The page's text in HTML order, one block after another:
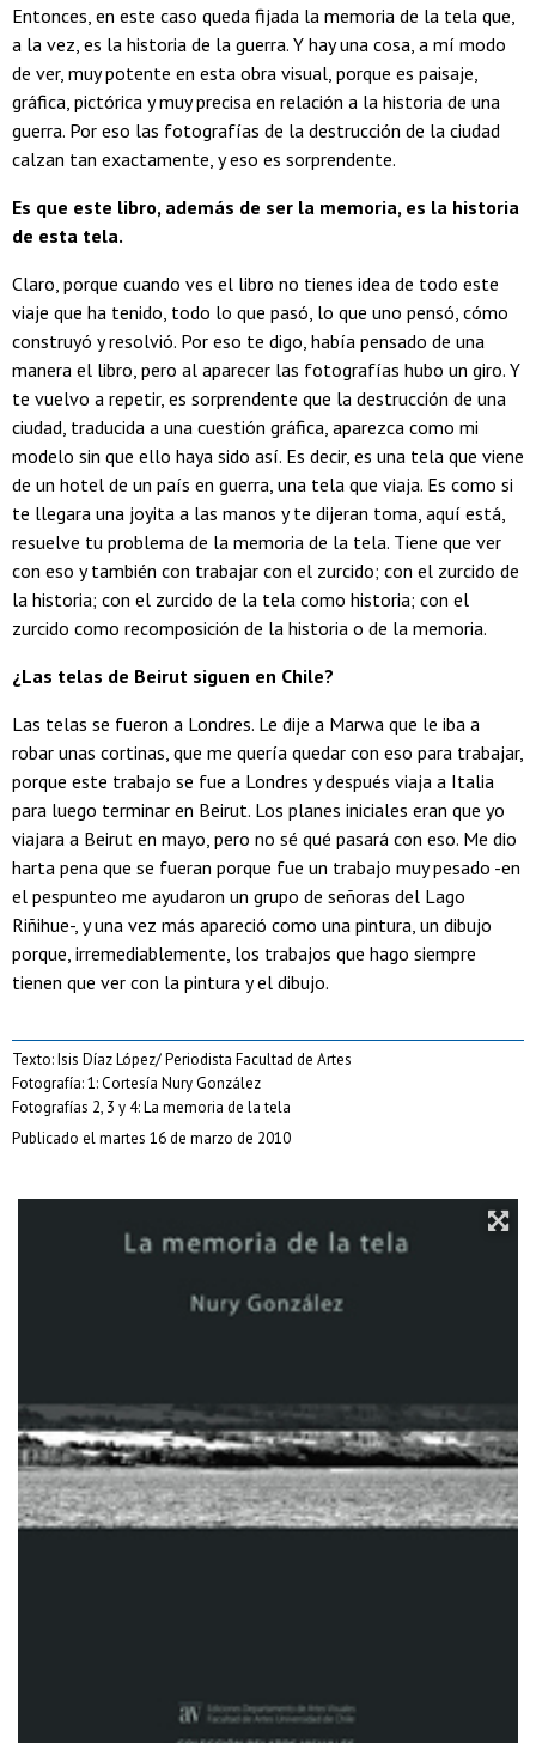
Entonces, en este caso queda fijada la memoria de la tela que,
a la vez, es la historia de la guerra. Y hay una cosa, a mí modo
de ver, muy potente en esta obra visual, porque es paisaje,
gráfica, pictórica y muy precisa en relación a la historia de una
guerra. Por eso las fotografías de la destrucción de la ciudad
calzan tan exactamente, y eso es sorprendente.
Es que este libro, además de ser la memoria, es la historia
de esta tela.
Claro, porque cuando ves el libro no tienes idea de todo este
viaje que ha tenido, todo lo que pasó, lo que uno pensó, cómo
construyó y resolvió. Por eso te digo, había pensado de una
manera el libro, pero al aparecer las fotografías hubo un giro. Y
te vuelvo a repetir, es sorprendente que la destrucción de una
ciudad, traducida a una cuestión gráfica, aparezca como mi
modelo sin que ello haya sido así. Es decir, es una tela que viene
de un hotel de un país en guerra, una tela que viaja. Es como si
te llegara una joyita a las manos y te dijeran toma, aquí está,
resuelve tu problema de la memoria de la tela. Tiene que ver
con eso y también con trabajar con el zurcido; con el zurcido de
la historia; con el zurcido de la tela como historia; con el
zurcido como recomposición de la historia o de la memoria.
¿Las telas de Beirut siguen en Chile?
Las telas se fueron a Londres. Le dije a Marwa que le iba a
robar unas cortinas, que me quería quedar con eso para trabajar,
porque este trabajo se fue a Londres y después viaja a Italia
para luego terminar en Beirut. Los planes iniciales eran que yo
viajara a Beirut en mayo, pero no sé qué pasará con eso. Me dio
harta pena que se fueran porque fue un trabajo muy pesado -en
el pespunteo me ayudaron un grupo de señoras del Lago
Riñihue-, y una vez más apareció como una pintura, un dibujo
porque, irremediablemente, los trabajos que hago siempre
tienen que ver con la pintura y el dibujo.
Texto: Isis Díaz López/ Periodista Facultad de Artes
Fotografía: 1: Cortesía Nury González
Fotografías 2, 3 y 4: La memoria de la tela
Publicado el martes 16 de marzo de 2010